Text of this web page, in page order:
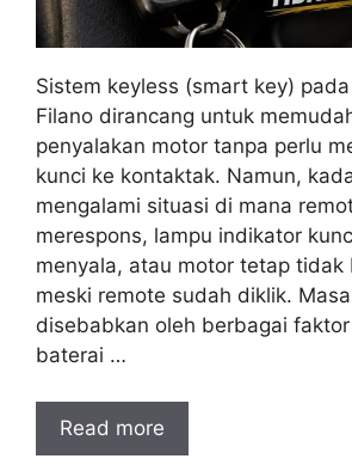
Sistem keyless (smart key)
Filano dirancang untuk
penyalakan motor tanpa perlu
kunci ke kontaktak. Namun,
mengalami situasi di mana
merespons, lampu indikator
menyala, atau motor tetap tidak
meski remote sudah diklik.
disebabkan oleh berbagai
baterai …
Read more